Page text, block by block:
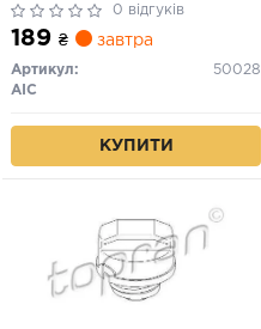
0 відгуків
189 ₴ завтра
Артикул:
50028
AIC
КУПИТИ